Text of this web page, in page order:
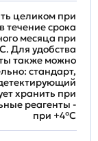
целиком при
течение срока
месяца при
Для удобства
также можно
стандарт,
хранить при
реагенты -
при +4°С